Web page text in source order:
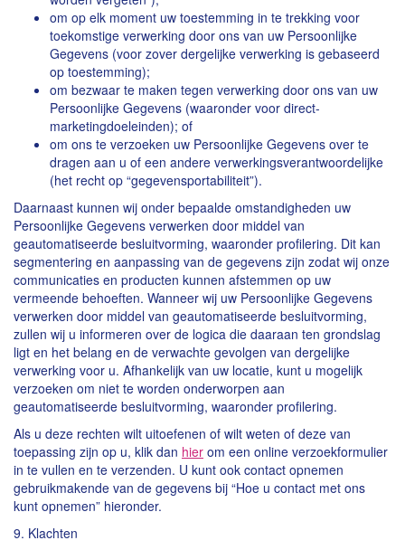
om op elk moment uw toestemming in te trekking voor
toekomstige verwerking door ons van uw Persoonlijke
Gegevens (voor zover dergelijke verwerking is gebaseerd
op toestemming);
om bezwaar te maken tegen verwerking door ons van uw
Persoonlijke Gegevens (waaronder voor direct-
marketingdoeleinden); of
om ons te verzoeken uw Persoonlijke Gegevens over te
dragen aan u of een andere verwerkingsverantwoordelijke
(het recht op “gegevensportabiliteit”).
Daarnaast kunnen wij onder bepaalde omstandigheden uw
Persoonlijke Gegevens verwerken door middel van
geautomatiseerde besluitvorming, waaronder profilering. Dit kan
segmentering en aanpassing van de gegevens zijn zodat wij onze
communicaties en producten kunnen afstemmen op uw
vermeende behoeften. Wanneer wij uw Persoonlijke Gegevens
verwerken door middel van geautomatiseerde besluitvorming,
zullen wij u informeren over de logica die daaraan ten grondslag
ligt en het belang en de verwachte gevolgen van dergelijke
verwerking voor u. Afhankelijk van uw locatie, kunt u mogelijk
verzoeken om niet te worden onderworpen aan
geautomatiseerde besluitvorming, waaronder profilering.
Als u deze rechten wilt uitoefenen of wilt weten of deze van
toepassing zijn op u, klik dan hier om een online verzoekformulier
in te vullen en te verzenden. U kunt ook contact opnemen
gebruikmakende van de gegevens bij “Hoe u contact met ons
kunt opnemen” hieronder.
9. Klachten